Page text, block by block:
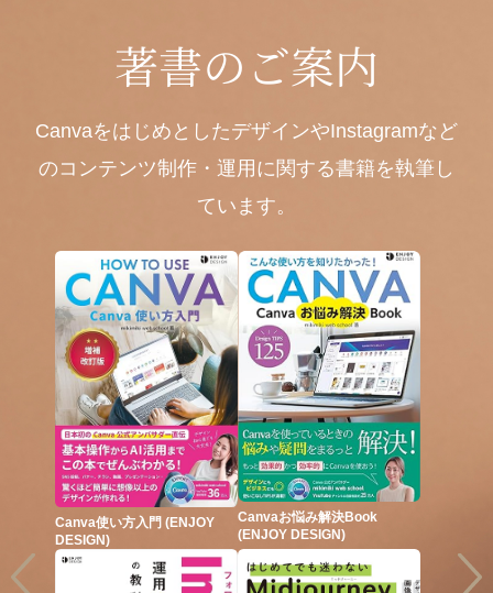
著書のご案内
CanvaをはじめとしたデザインやInstagramなど
のコンテンツ制作・運用に関する書籍を執筆し
ています。
Canva使い方入門 (ENJOY
DESIGN)
Canvaお悩み解決Book
(ENJOY DESIGN)